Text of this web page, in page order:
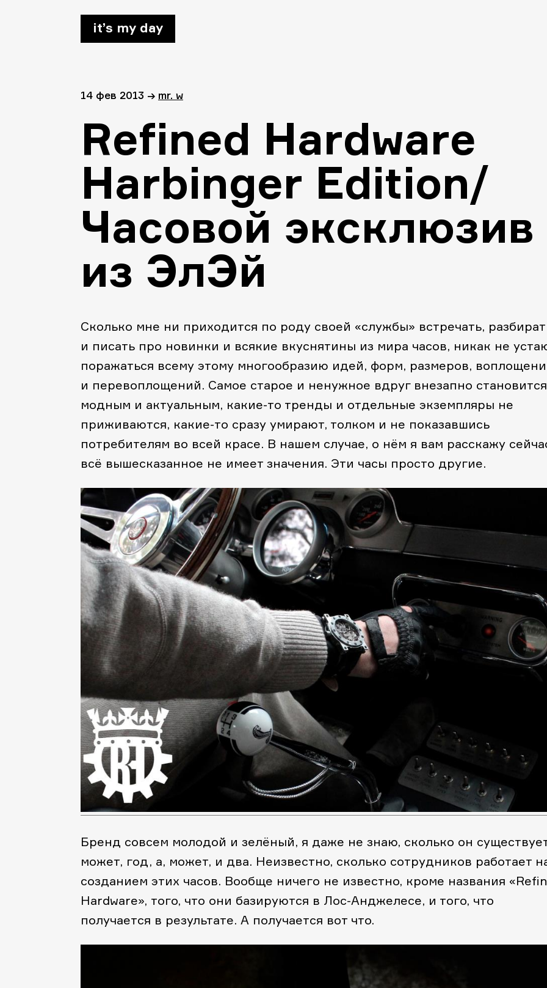
it’s my day
14 фев 2013 → mr. w
Refined Hardware
Harbinger Edition/
Часовой эксклюзив
из ЭлЭй
Сколько мне ни приходится по роду своей «службы» встречать,
и писать про новинки и всякие вкуснятины из мира часов, никак не
поражаться всему этому многообразию идей, форм, размеров,
и перевоплощений. Самое старое и ненужное вдруг внезапно становится
модным и актуальным, какие-то тренды и отдельные экземпляры не
приживаются, какие-то сразу умирают, толком и не показавшись
потребителям во всей красе. В нашем случае, о нём я вам расскажу
всё вышесказанное не имеет значения. Эти часы просто другие.
Бренд совсем молодой и зелёный, я даже не знаю, сколько он
может, год, а, может, и два. Неизвестно, сколько сотрудников работает
созданием этих часов. Вообще ничего не известно, кроме названия
Hardware», того, что они базируются в Лос-Анджелесе, и того, что
получается в результате. А получается вот что.